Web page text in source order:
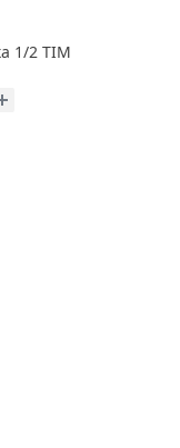
1/2 TIM